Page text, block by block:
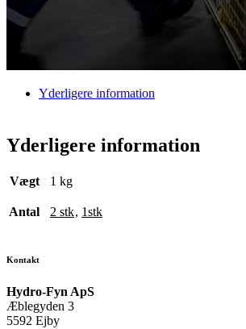
Yderligere information
Yderligere information
Vægt 1 kg
Antal 2 stk, 1stk
Kontakt
Hydro-Fyn ApS
Æblegyden 3
5592 Ejby